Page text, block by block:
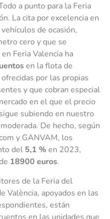
a punto para la Feria
La cita por excelencia en
de ocasión,
cero y que se
Feria Valencia ha
en la flota de
por las propias
y que cobran especial
en el que el precio
subiendo en nuestro
De hecho, según
y GANVAM, los
del 5,1 %en 2023,
18900 euros.
de la Feria del
València, apoyados en las
están